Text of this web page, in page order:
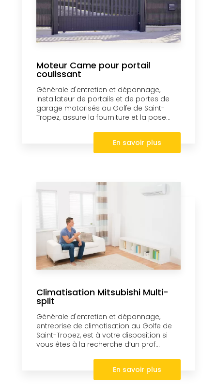
Moteur Came pour portail
coulissant
Générale d'entretien et dépannage,
installateur de portails et de portes de
garage motorisés au Golfe de Saint-
Tropez, assure la fourniture et la pose...
En savoir plus
Climatisation Mitsubishi Multi-
split
Générale d'entretien et dépannage,
entreprise de climatisation au Golfe de
Saint-Tropez, est à votre disposition si
vous êtes à la recherche d’un prof...
En savoir plus